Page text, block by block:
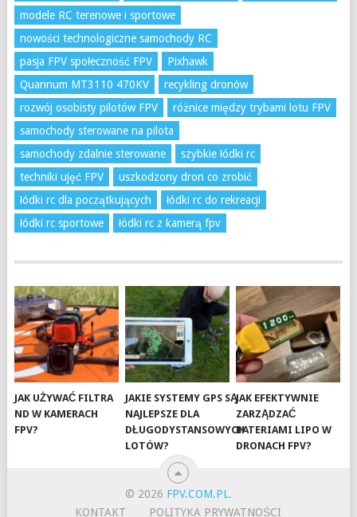
modele RC terenowe i sportowe
nowości technologiczne samochody RC
pasja FPV społeczność FPV
Pixhawk
Quannum MT3110 470KV
recykling dronów
rozwój osobisty pilotów FPV
różnice między trybami lotu FPV
samochody sterowane na pilota
samochody zdalnie sterowane
szybkie łódki rc
techniki ujęć FPV
uszkodzony dron co zrobić
łódki rc dla początkujących
łódki rc do rekreacji
łódki rc sportowe
łódki rc z kamerą fpv
JAK UŻYWAĆ FILTRA
ND W KAMERACH
FPV?
JAKIE SYSTEMY GPS SĄ
NAJLEPSZE DLA
DŁUGODYSTANSOWYCH
LOTÓW?
JAK EFEKTYWNIE
ZARZĄDZAĆ
BATERIAMI LIPO W
DRONACH FPV?
© 2026 FPV.COM.PL.
KONTAKT
POLITYKA PRYWATNOŚCI